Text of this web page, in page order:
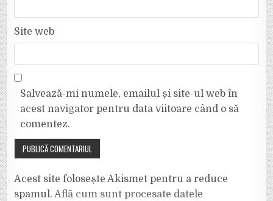
Site web
Salvează-mi numele, emailul și site-ul web în
acest navigator pentru data viitoare când o să
comentez.
Acest site folosește Akismet pentru a reduce
spamul.Află cum sunt procesate datele